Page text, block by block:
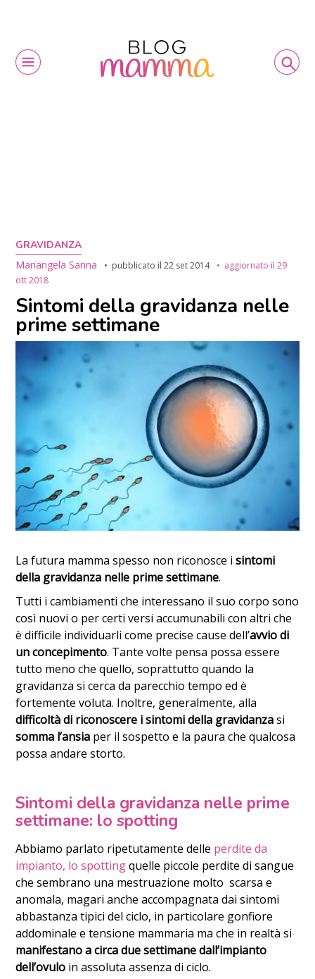
GRAVIDANZA
Mariangela Sanna
pubblicato il22 set 2014 aggiornato il29
ott 2018
Sintomi della gravidanza nelle
prime settimane
La futura mamma spesso non riconosce isintomi
della gravidanza nelle prime settimane.
Tutti i cambiamenti che interessano il suo corpo sono
così nuovi o per certi versi accumunabili con altri che
è difficile individuarli come precise cause dell’avvio di
un concepimento. Tante volte pensa possa essere
tutto meno che quello, soprattutto quando la
gravidanza si cerca da parecchio tempo ed è
fortemente voluta. Inoltre, generalmente, alla
difficoltà di riconoscere i sintomi della gravidanzasi
somma l’ansia per il sospetto e la paura che qualcosa
possa andare storto.
Sintomi della gravidanza nelle prime
settimane: lo spotting
Abbiamo parlato ripetutamente delle perdite da
impianto, lo spottingquelle piccole perdite di sangue
che sembrano una mestruazione molto scarsa e
anomala, magari anche accompagnata dai sintomi
abbastanza tipici del ciclo, in particolare gonfiore
addominale e tensione mammaria ma che in realtà si
manifestano a circa due settimane dall’impianto
dell’ovulo in assoluta assenza di ciclo.